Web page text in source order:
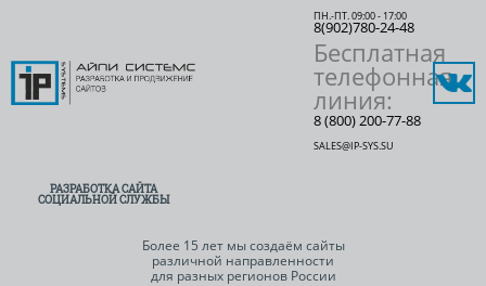
ПН.-ПТ. 09:00 - 17:00
8(902)780-24-48
Бесплатная
телефонная
линия:
8 (800) 200-77-88
SALES@IP-SYS.SU
РАЗРАБОТКА САЙТА
СОЦИАЛЬНОЙ СЛУЖБЫ
Более 15 лет мы создаём сайты
различной направленности
для разных регионов России